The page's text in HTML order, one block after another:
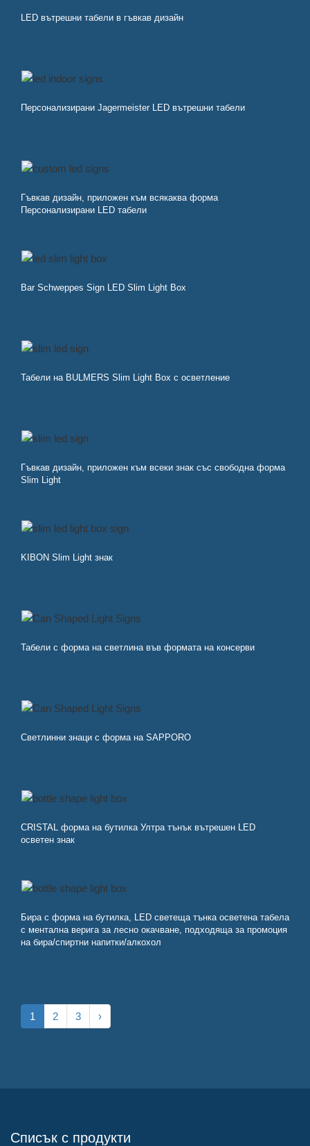
LED вътрешни табели в гъвкав дизайн
Персонализирани Jagermeister LED вътрешни табели
Гъвкав дизайн, приложен към всякаква форма
Персонализирани LED табели
Bar Schweppes Sign LED Slim Light Box
Табели на BULMERS Slim Light Box с осветление
Гъвкав дизайн, приложен към всеки знак със свободна форма
Slim Light
KIBON Slim Light знак
Табели с форма на светлина във формата на консерви
Светлинни знаци с форма на SAPPORO
CRISTAL форма на бутилка Ултра тънък вътрешен LED
осветен знак
Бира с форма на бутилка, LED светеща тънка осветена табела
с ментална верига за лесно окачване, подходяща за промоция
на бира/спиртни напитки/алкохол
1 2 3 ›
Списък с продукти